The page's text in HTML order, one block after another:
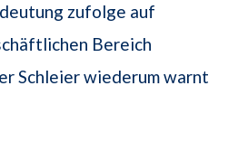
zufolge auf
Bereich
Schleier wiederum warnt